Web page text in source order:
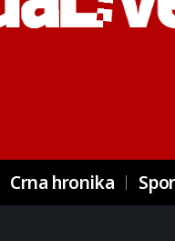
Crna hronika